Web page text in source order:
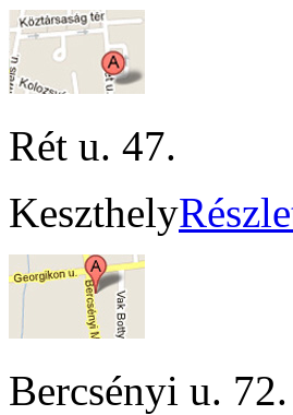
Rét u. 47.
Keszthely
Bercsényi u. 72.